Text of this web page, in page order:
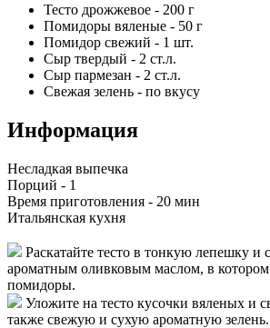
Тесто дрожжевое - 200 г
Помидоры вяленые - 50 г
Помидор свежий - 1 шт.
Сыр твердый - 2 ст.л.
Сыр пармезан - 2 ст.л.
Свежая зелень - по вкусу
Информация
Несладкая выпечка
Порций - 1
Время приготовления - 20 мин
Итальянская кухня
Раскатайте тесто в тонкую лепешку и
ароматным оливковым маслом, в котором
помидоры.
Уложите на тесто кусочки вяленых и
также свежую и сухую ароматную зелень.